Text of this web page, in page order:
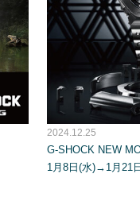
2024.12.25
G-SHOCK NEW
1月8日(水)→1月21